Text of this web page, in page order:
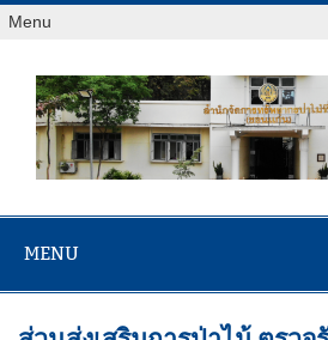
Menu
MENU